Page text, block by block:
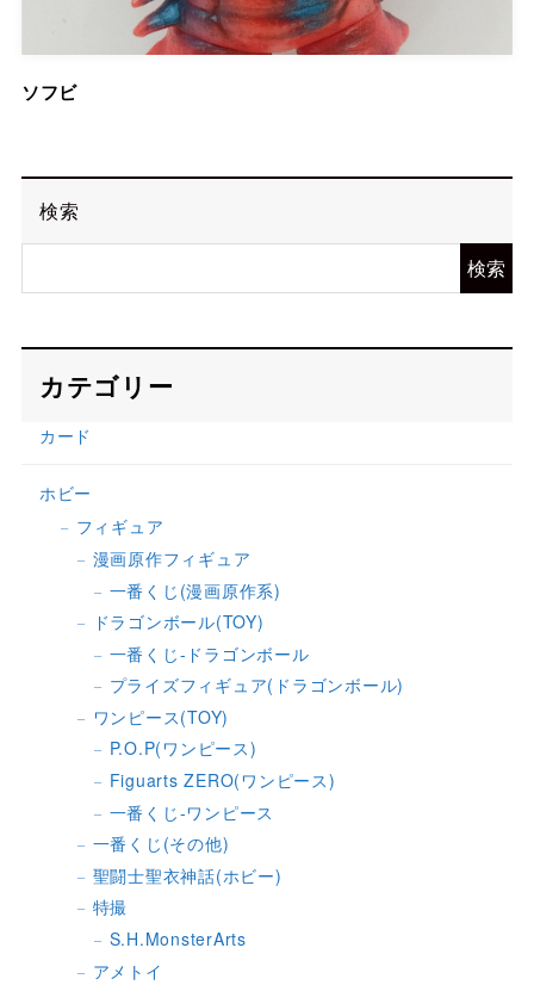
ソフビ
検索
検索
カテゴリー
カード
ホビー
フィギュア
漫画原作フィギュア
一番くじ(漫画原作系)
ドラゴンボール(TOY)
一番くじ-ドラゴンボール
プライズフィギュア(ドラゴンボール)
ワンピース(TOY)
P.O.P(ワンピース)
Figuarts ZERO(ワンピース)
一番くじ-ワンピース
一番くじ(その他)
聖闘士聖衣神話(ホビー)
特撮
S.H.MonsterArts
アメトイ